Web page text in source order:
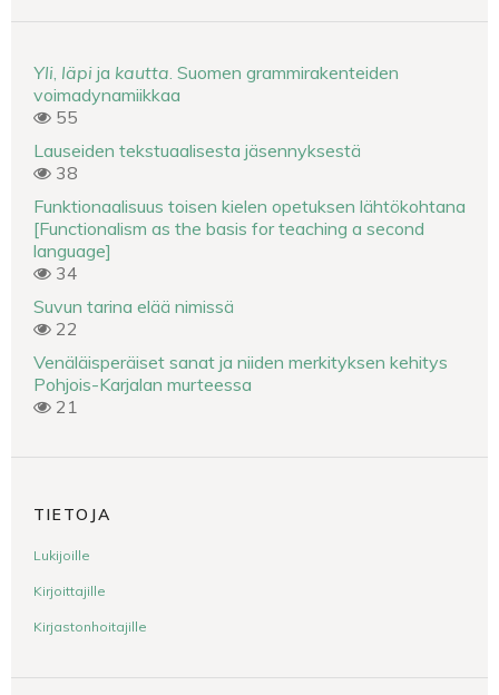
Yli läpi ja kautta . Suomen grammirakenteiden
voimadynamiikkaa
55
Lauseiden tekstuaalisesta jäsennyksestä
38
Funktionaalisuus toisen kielen opetuksen lähtökohtana
[Functionalism as the basis for teaching a second
language]
34
Suvun tarina elää nimissä
22
Venäläisperäiset sanat ja niiden merkityksen kehitys
Pohjois-Karjalan murteessa
21
TIETOJA
Lukijoille
Kirjoittajille
Kirjastonhoitajille